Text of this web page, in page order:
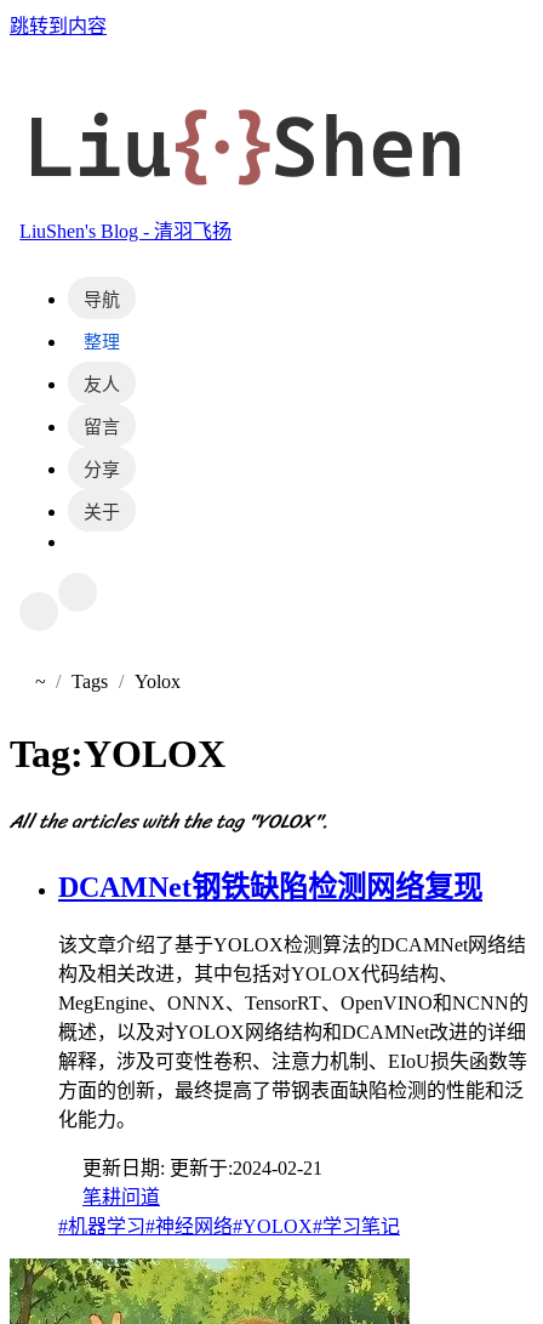
跳转到内容
Liu{·}Shen
LiuShen's Blog - 清羽飞扬
导航
整理
友人
留言
分享
关于
~首页Tags Yolox
Tag:YOLOX
All the articles with the tag "YOLOX".
DCAMNet钢铁缺陷检测网络复现
该文章介绍了基于YOLOX检测算法的DCAMNet网络结
构及相关改进，其中包括对YOLOX代码结构、
MegEngine、ONNX、TensorRT、OpenVINO和NCNN的
概述，以及对YOLOX网络结构和DCAMNet改进的详细
解释，涉及可变性卷积、注意力机制、EIoU损失函数等
方面的创新，最终提高了带钢表面缺陷检测的性能和泛
化能力。
更新日期: 更新于:2024-02-21
笔耕问道
#机器学习#神经网络#YOLOX#学习笔记